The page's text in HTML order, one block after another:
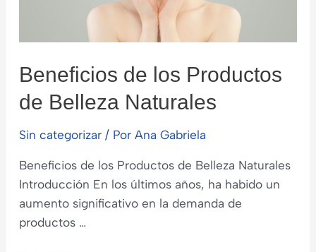
Beneficios de los Productos
de Belleza Naturales
Sin categorizar/ Por Ana Gabriela
Beneficios de los Productos de Belleza Naturales
Introducción En los últimos años, ha habido un
aumento significativo en la demanda de
productos …